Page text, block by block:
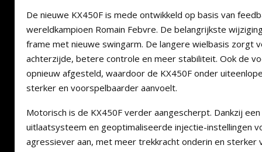
De nieuwe KX450F is mede ontwikkeld op basis van
wereldkampioen Romain Febvre. De belangrijkste
frame met nieuwe swingarm. De langere wielbasis zorgt
achterzijde, betere controle en meer stabiliteit. Ook de
opnieuw afgesteld, waardoor de KX450F onder
sterker en voorspelbaarder aanvoelt.
Motorisch is de KX450F verder aangescherpt. Dankzij
uitlaatsysteem en geoptimaliseerde injectie-instellingen
agressiever aan, met meer trekkracht onderin en sterker